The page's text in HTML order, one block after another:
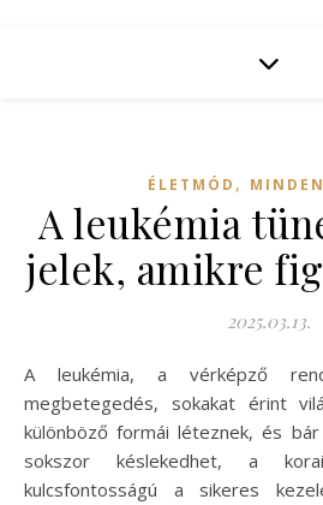
ÉLETMÓD ,
A leukémia
jelek, amikre
2025.03.13.
A leukémia, a vérképző rendszert érintő rákos
megbetegedés, sokakat érint
különböző formái léteznek, és
sokszor késlekedhet, a
kulcsfontosságú a sikeres